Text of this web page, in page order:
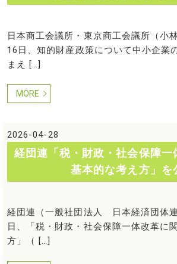
日本商工会議所・東京商工会議所（小
16日、知的財産政策について中小企業
まえ […]
MORE
2026-04-28
経団連「税・財政・社会保障一
基本的な考え方」を
経団連（一般社団法人 日本経済団体
日、「税・財政・社会保障一体改革に
方」（ […]